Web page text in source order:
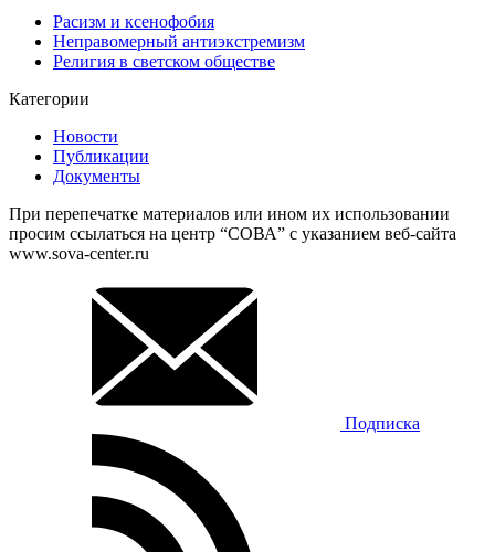
Расизм и ксенофобия
Неправомерный антиэкстремизм
Религия в светском обществе
Категории
Новости
Публикации
Документы
При перепечатке материалов или ином их использовании
просим ссылаться на центр “СОВА” с указанием веб-сайта
www.sova-center.ru
Подписка